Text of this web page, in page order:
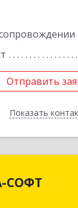
Отправить
Показать
Отправить
Назад
СОФТ
г,